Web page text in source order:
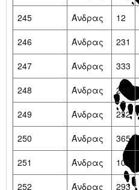
245
Άνδρας 12
246
Άνδρας 231
247
Άνδρας 333
248
Άνδρας 249
249
Άνδρας 232
250
Άνδρας 365
251
Άνδρας 101
252
Άνδρας 293